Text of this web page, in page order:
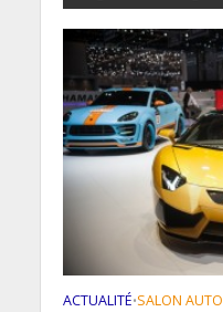
ACTUALITÉ•SALON AUTO